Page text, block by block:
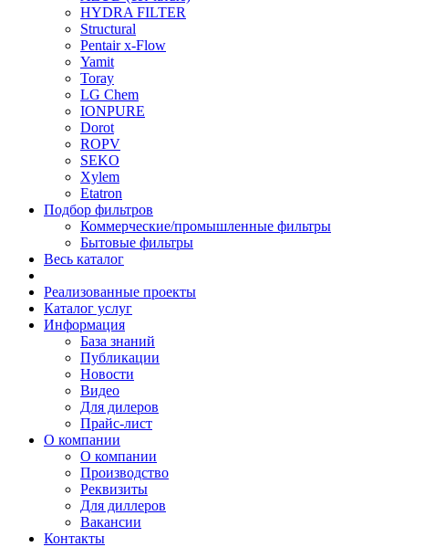
HYDRA FILTER
Structural
Pentair x-Flow
Yamit
Toray
LG Chem
IONPURE
Dorot
ROPV
SEKO
Xylem
Etatron
Подбор фильтров
Коммерческие/промышленные фильтры
Бытовые фильтры
Весь каталог
Реализованные проекты
Каталог услуг
Информация
База знаний
Публикации
Новости
Видео
Для дилеров
Прайс-лист
О компании
О компании
Производство
Реквизиты
Для диллеров
Вакансии
Контакты